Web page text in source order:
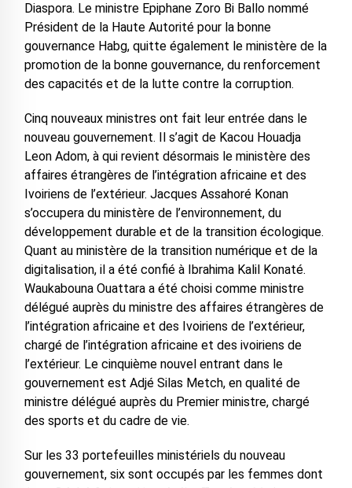
Diaspora. Le ministre Epiphane Zoro Bi Ballo nommé
Président de la Haute Autorité pour la bonne
gouvernance Habg, quitte également le ministère de la
promotion de la bonne gouvernance, du renforcement
des capacités et de la lutte contre la corruption.
Cinq nouveaux ministres ont fait leur entrée dans le
nouveau gouvernement. Il s’agit de Kacou Houadja
Leon Adom, à qui revient désormais le ministère des
affaires étrangères de l’intégration africaine et des
Ivoiriens de l’extérieur. Jacques Assahoré Konan
s’occupera du ministère de l’environnement, du
développement durable et de la transition écologique.
Quant au ministère de la transition numérique et de la
digitalisation, il a été confié à Ibrahima Kalil Konaté.
Waukabouna Ouattara a été choisi comme ministre
délégué auprès du ministre des affaires étrangères de
l’intégration africaine et des Ivoiriens de l’extérieur,
chargé de l’intégration africaine et des ivoiriens de
l’extérieur. Le cinquième nouvel entrant dans le
gouvernement est Adjé Silas Metch, en qualité de
ministre délégué auprès du Premier ministre, chargé
des sports et du cadre de vie.
Sur les 33 portefeuilles ministériels du nouveau
gouvernement, six sont occupés par les femmes dont